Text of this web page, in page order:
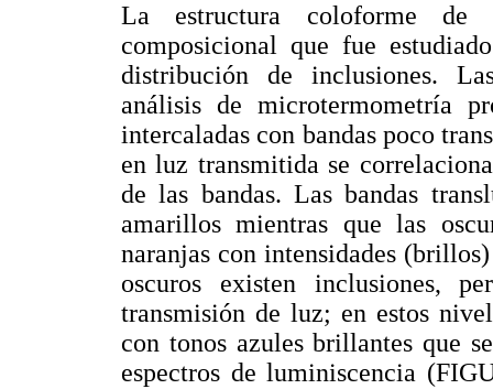
La estructura coloforme de
composicional que fue
distribución de inclusiones.
análisis de microtermometría
intercaladas con bandas poco
en luz transmitida se
de las bandas. Las bandas
amarillos mientras que las
naranjas con intensidades
oscuros existen inclusiones,
transmisión de luz; en estos
con tonos azules brillantes que
espectros de luminiscencia